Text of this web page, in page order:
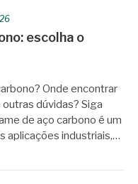
escolha o
Onde encontrar
dúvidas? Siga
de aço carbono é um
aplicações industriais,…